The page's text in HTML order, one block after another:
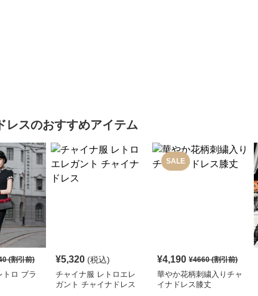
レスのおすすめアイテム
(割引前)
トロ ブラ
¥5,320 (税込)
チャイナ服 レトロエレ
ガント チャイナドレス
SALE
¥4,190 ¥4660(割引前)
華やか花柄刺繍入りチャ
イナドレス膝丈